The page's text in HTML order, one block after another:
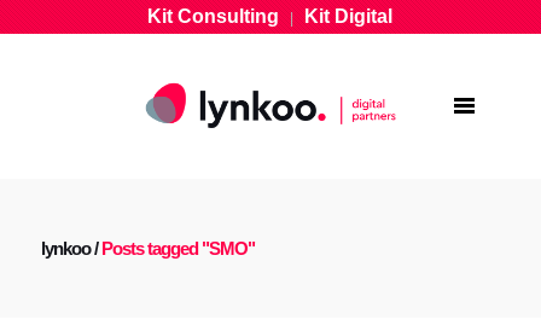
Kit Consulting|Kit Digital
lynkoo/Posts tagged "SMO"